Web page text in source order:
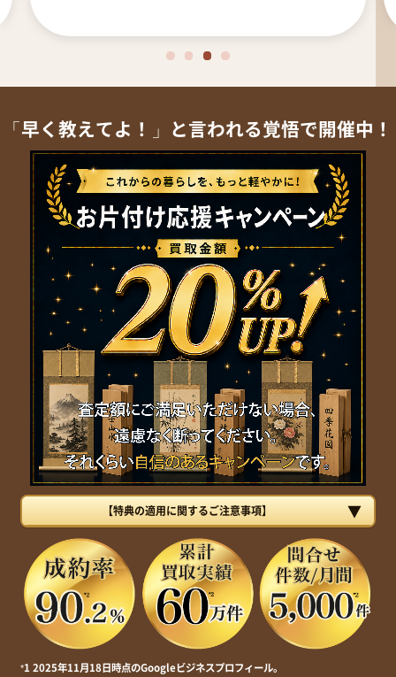
「早く教えてよ！」と言われる覚悟で開催中！
【特典の適用に関するご注意事項】
*1 2025年11月18日時点のGoogleビジネスプロフィール。